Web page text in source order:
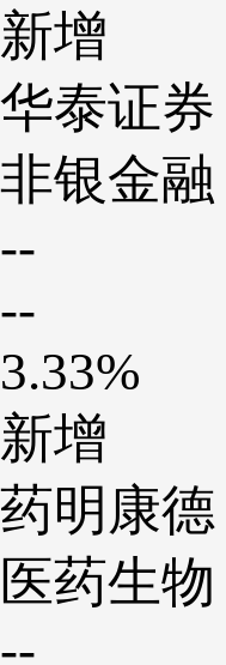
新增
华泰证券
非银金融
--
--
3.33%
新增
药明康德
医药生物
--